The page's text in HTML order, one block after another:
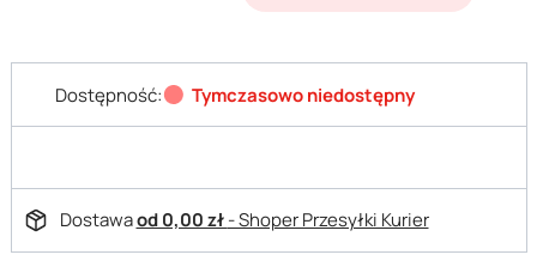
Dostępność: Tymczasowo niedostępny
Dostawaod 0,00 zł- Shoper Przesyłki Kurier